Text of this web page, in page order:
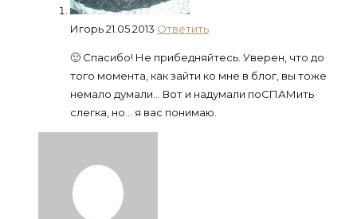
Игорь21.05.2013 Ответить
🙂 Спасибо! Не прибедняйтесь. Уверен, что до
того момента, как зайти ко мне в блог, вы тоже
немало думали… Вот и надумали поСПАМить
слегка, но… я вас понимаю.